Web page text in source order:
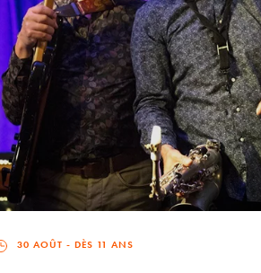
30 AOÛT - DÈS 11 ANS